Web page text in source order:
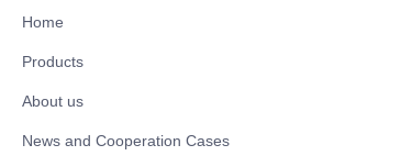
Home
Products
About us
News and Cooperation Cases